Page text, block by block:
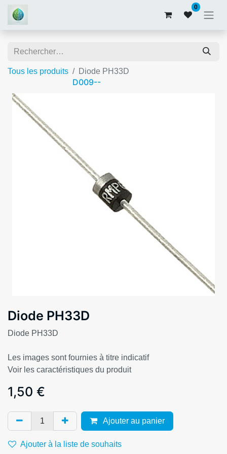
0
Tous les produits Diode PH33D
D009--
Diode PH33D
Diode PH33D
Les images sont fournies à titre indicatif
Voir les caractéristiques du produit
1,50 €
Ajouter au panier
Ajouter à la liste de souhaits